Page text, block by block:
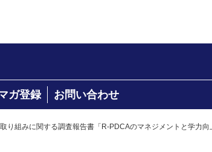
ガ登録 お問い合わせ
り組みに関する調査報告書「R-PDCAのマネジメントと学力